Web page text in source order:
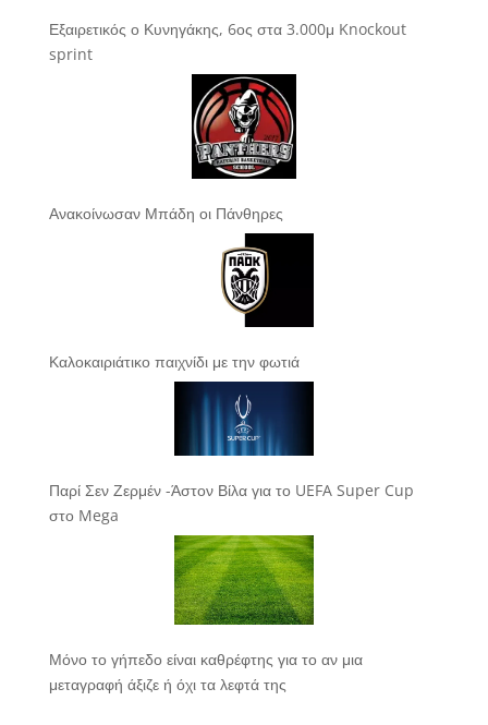
Εξαιρετικός ο Κυνηγάκης, 6ος στα 3.000μ Knockout
sprint
Ανακοίνωσαν Μπάδη οι Πάνθηρες
Καλοκαιριάτικο παιχνίδι με την φωτιά
Παρί Σεν Ζερμέν -Άστον Βίλα για το UEFA Super Cup
στο Mega
Μόνο το γήπεδο είναι καθρέφτης για το αν μια
μεταγραφή άξιζε ή όχι τα λεφτά της